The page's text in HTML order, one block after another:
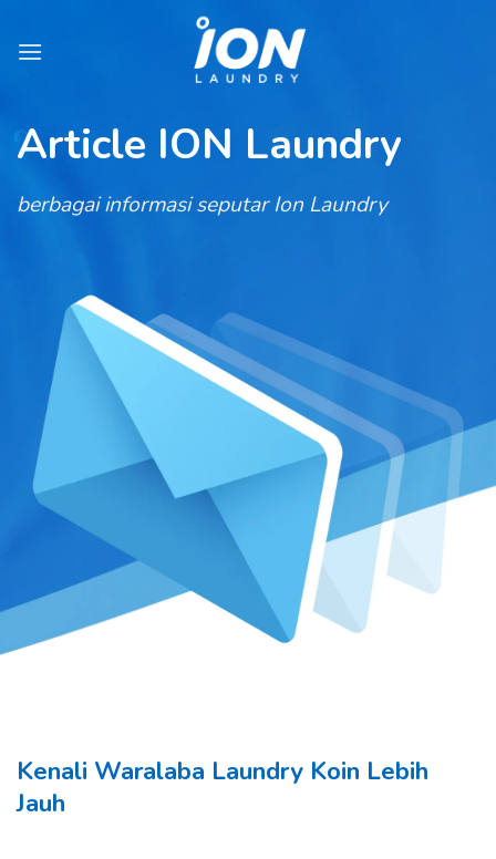
content
Article ION Laundry
berbagai informasi seputar Ion Laundry
Kenali Waralaba Laundry Koin Lebih
Jauh